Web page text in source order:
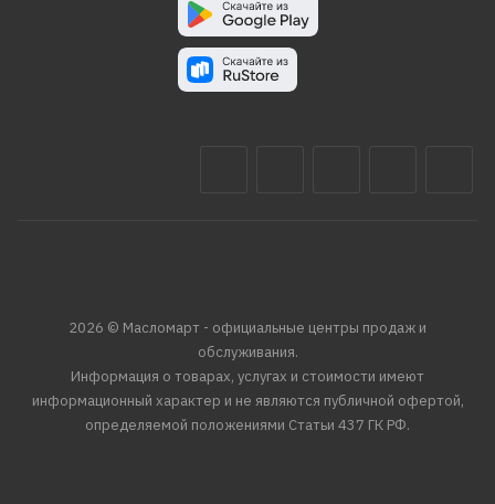
2026 © Масломарт - официальные центры продаж и
обслуживания.
Информация о товарах, услугах и стоимости имеют
информационный характер и не являются публичной офертой,
определяемой положениями Статьи 437 ГК РФ.